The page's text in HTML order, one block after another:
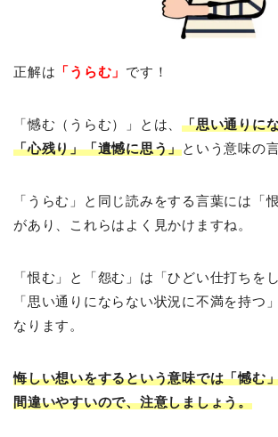
正解は 「うらむ」 です！
「憾む（うらむ）」とは、「思い通りに
「心残り」「遺憾に思う」という意味の言
「うらむ」と同じ読みをする言葉には「
があり、これらはよく見かけますね。
「恨む」と「怨む」は「ひどい仕打ちを
「思い通りにならない状況に不満を持つ
なります。
悔しい想いをするという意味では「憾む
間違いやすいので、注意しましょう。